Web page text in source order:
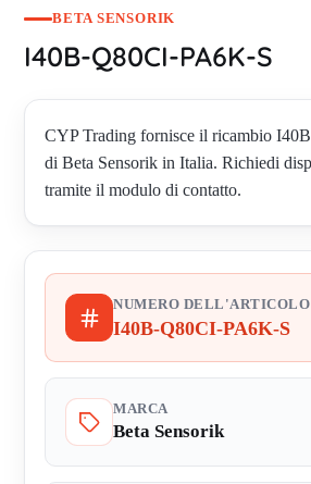
BETA SENSORIK
I40B-Q80CI-PA6K-S
CYP Trading fornisce il ricambio
di Beta Sensorik in Italia. Richiedi
tramite il modulo di contatto.
NUMERO DELL'ARTICOLO
I40B-Q80CI-PA6K-S
MARCA
Beta Sensorik